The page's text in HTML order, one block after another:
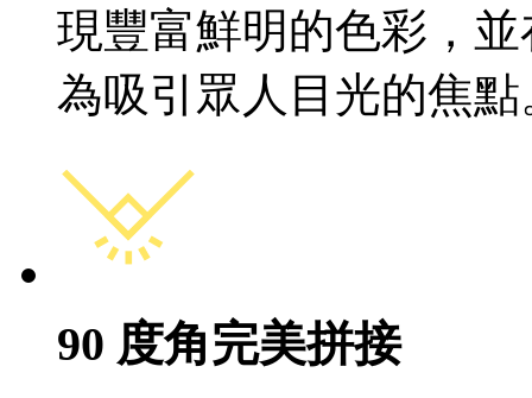
現豐富鮮明的色彩，
為吸引眾人目光的焦點
90 度角完美拼接